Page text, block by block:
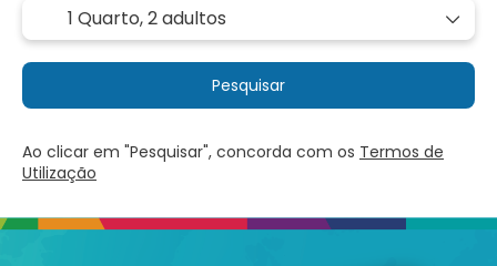
1 Quarto,2 adultos
Pesquisar
Ao clicar em "Pesquisar", concorda com os Termos de
Utilização